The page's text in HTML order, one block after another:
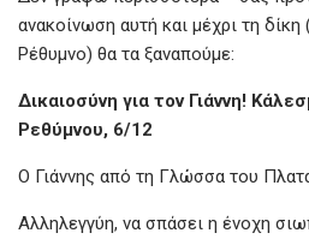
ανακοίνωση αυτή και μέχρι τη
Ρέθυμνο) θα τα ξαναπούμε:
Δικαιοσύνη για τον Γιάννη!
Ρεθύμνου, 6/12
Ο Γιάννης από τη Γλώσσα του
Αλληλεγγύη, να σπάσει η ένοχη